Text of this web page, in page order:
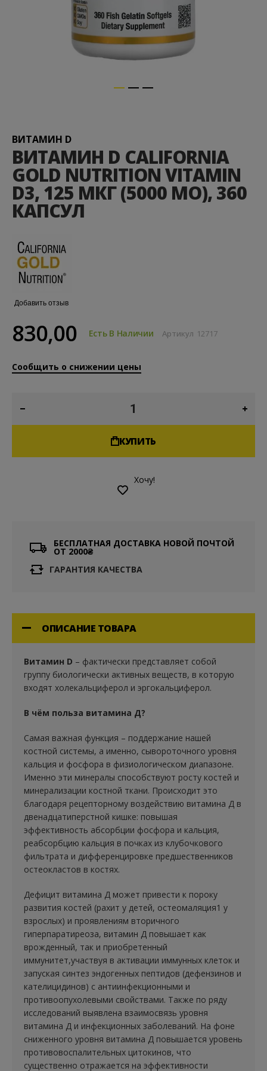
галереи
изображений
ВИТАМИН D
ВИТАМИН D CALIFORNIA
GOLD NUTRITION VITAMIN
D3, 125 МКГ (5000 МО), 360
КАПСУЛ
Добавить отзыв
830,00 Есть В Наличии Артикул 12717
Сообщить о снижении цены
КУПИТЬ
Хочу!
БЕСПЛАТНАЯ ДОСТАВКА НОВОЙ ПОЧТОЙ
ОТ 2000₴
ГАРАНТИЯ КАЧЕСТВА
ОПИСАНИЕ ТОВАРА
Витамин D – фактически представляет собой
группу биологически активных веществ, в которую
входят холекальциферол и эргокальциферол.
В чём польза витамина Д?
Самая важная функция – поддержание нашей
костной системы, а именно, сывороточного уровня
кальция и фосфора в физиологическом диапазоне.
Именно эти минералы способствуют росту костей и
минерализации костной ткани. Происходит это
благодаря рецепторному воздействию витамина Д в
двенадцатиперстной кишке: повышая
эффективность абсорбции фосфора и кальция,
реабсорбцию кальция в почках из клубочкового
фильтрата и дифференцировке предшественников
остеокластов в костях.
Дефицит витамина Д может привести к пороку
развития костей (рахит у детей, остеомаляция1 у
взрослых) и проявлениям вторичного
гиперпаратиреоза, витамин Д повышает как
врожденный, так и приобретенный
иммунитет,участвуя в активации иммунных клеток и
запуская синтез эндогенных пептидов (дефензинов и
кателицидинов) с антиинфекционными и
противоопухолевыми свойствами. Также по ряду
исследований выявлена взаимосвязь уровня
витамина Д и инфекционных заболеваний. На фоне
сниженного уровня витамина Д повышается уровень
противовоспалительных цитокинов, что
существенно отражается на эффективности